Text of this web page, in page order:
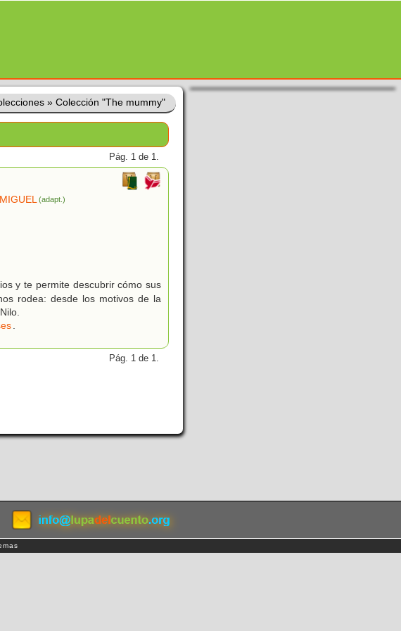
» Colección "The mummy"
Pág. 1 de 1.
(adapt.)
y te permite descubrir cómo sus
rodea: desde los motivos de la
.
Pág. 1 de 1.